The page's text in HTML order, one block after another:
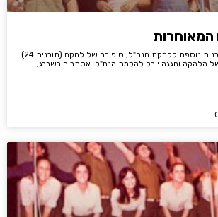
בשנת 1974 הועלתה תוכנית נוספת ללהקת הנח"ל, סיפורה של להקה (תוכנית 24)
הלהקה וחגגה יובל להקמת הנח"ל. אסתר הירשברג,